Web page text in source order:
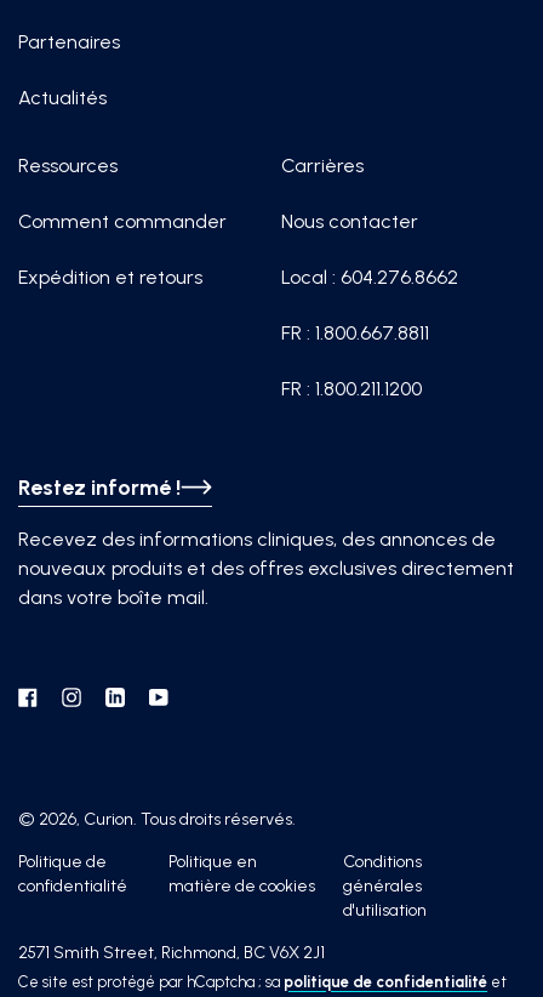
Restez informé !
Recevez des informations cliniques, des annonces de
nouveaux produits et des offres exclusives directement
dans votre boîte mail.
Facebook
Instagram
LinkedinYouTube
Partenaires
Actualités
Ressources
Comment commander
Expédition et retours
Carrières
Nous contacter
Local : 604.276.8662
FR : 1.800.667.8811
FR : 1.800.211.1200
© 2026, Curion. Tous droits réservés.
Politique de
confidentialité
Politique en
matière de cookies
Conditions
générales
d'utilisation
2571 Smith Street, Richmond, BC V6X 2J1
Ce site est protégé par hCaptcha ; sa politique de confidentialité et